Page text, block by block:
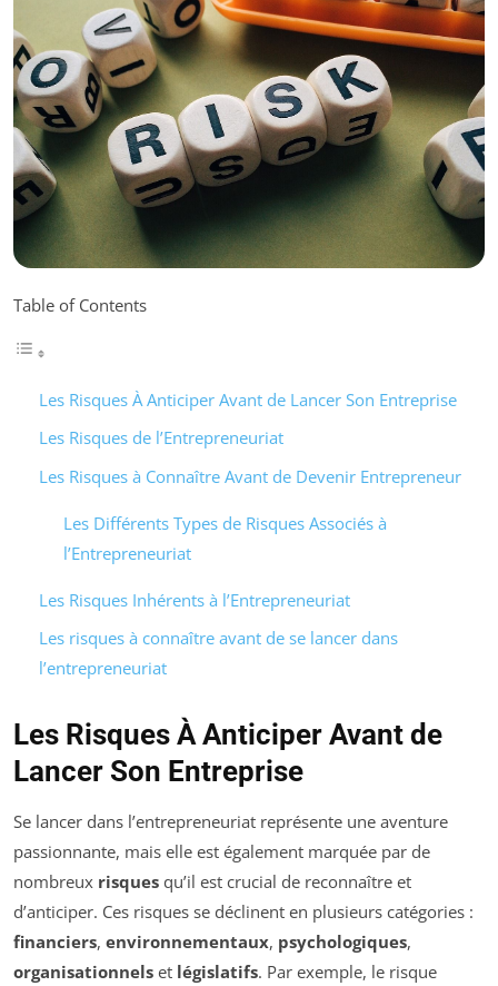
Table of Contents
Les Risques À Anticiper Avant de Lancer Son Entreprise
Les Risques de l’Entrepreneuriat
Les Risques à Connaître Avant de Devenir Entrepreneur
Les Différents Types de Risques Associés à
l’Entrepreneuriat
Les Risques Inhérents à l’Entrepreneuriat
Les risques à connaître avant de se lancer dans
l’entrepreneuriat
Les Risques À Anticiper Avant de
Lancer Son Entreprise
Se lancer dans l’entrepreneuriat représente une aventure
passionnante, mais elle est également marquée par de
nombreux risques qu’il est crucial de reconnaître et
d’anticiper. Ces risques se déclinent en plusieurs catégories :
financiers, environnementaux, psychologiques,
organisationnels et législatifs. Par exemple, le risque